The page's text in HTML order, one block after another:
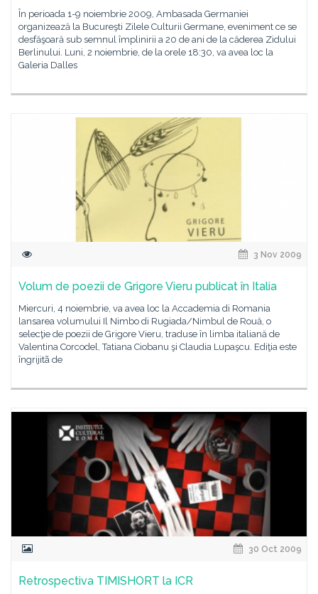
În perioada 1-9 noiembrie 2009, Ambasada Germaniei
organizează la Bucureşti Zilele Culturii Germane, eveniment ce se
desfăşoară sub semnul împlinirii a 20 de ani de la căderea Zidului
Berlinului. Luni, 2 noiembrie, de la orele 18:30, va avea loc la
Galeria Dalles
3 Nov 2009
Volum de poezii de Grigore Vieru publicat în Italia
Miercuri, 4 noiembrie, va avea loc la Accademia di Romania
lansarea volumului Il Nimbo di Rugiada/Nimbul de Rouă, o
selecţie de poezii de Grigore Vieru, traduse în limba italiană de
Valentina Corcodel, Tatiana Ciobanu şi Claudia Lupaşcu. Ediţia este
îngrijitã de
30 Oct 2009
Retrospectiva TIMISHORT la ICR